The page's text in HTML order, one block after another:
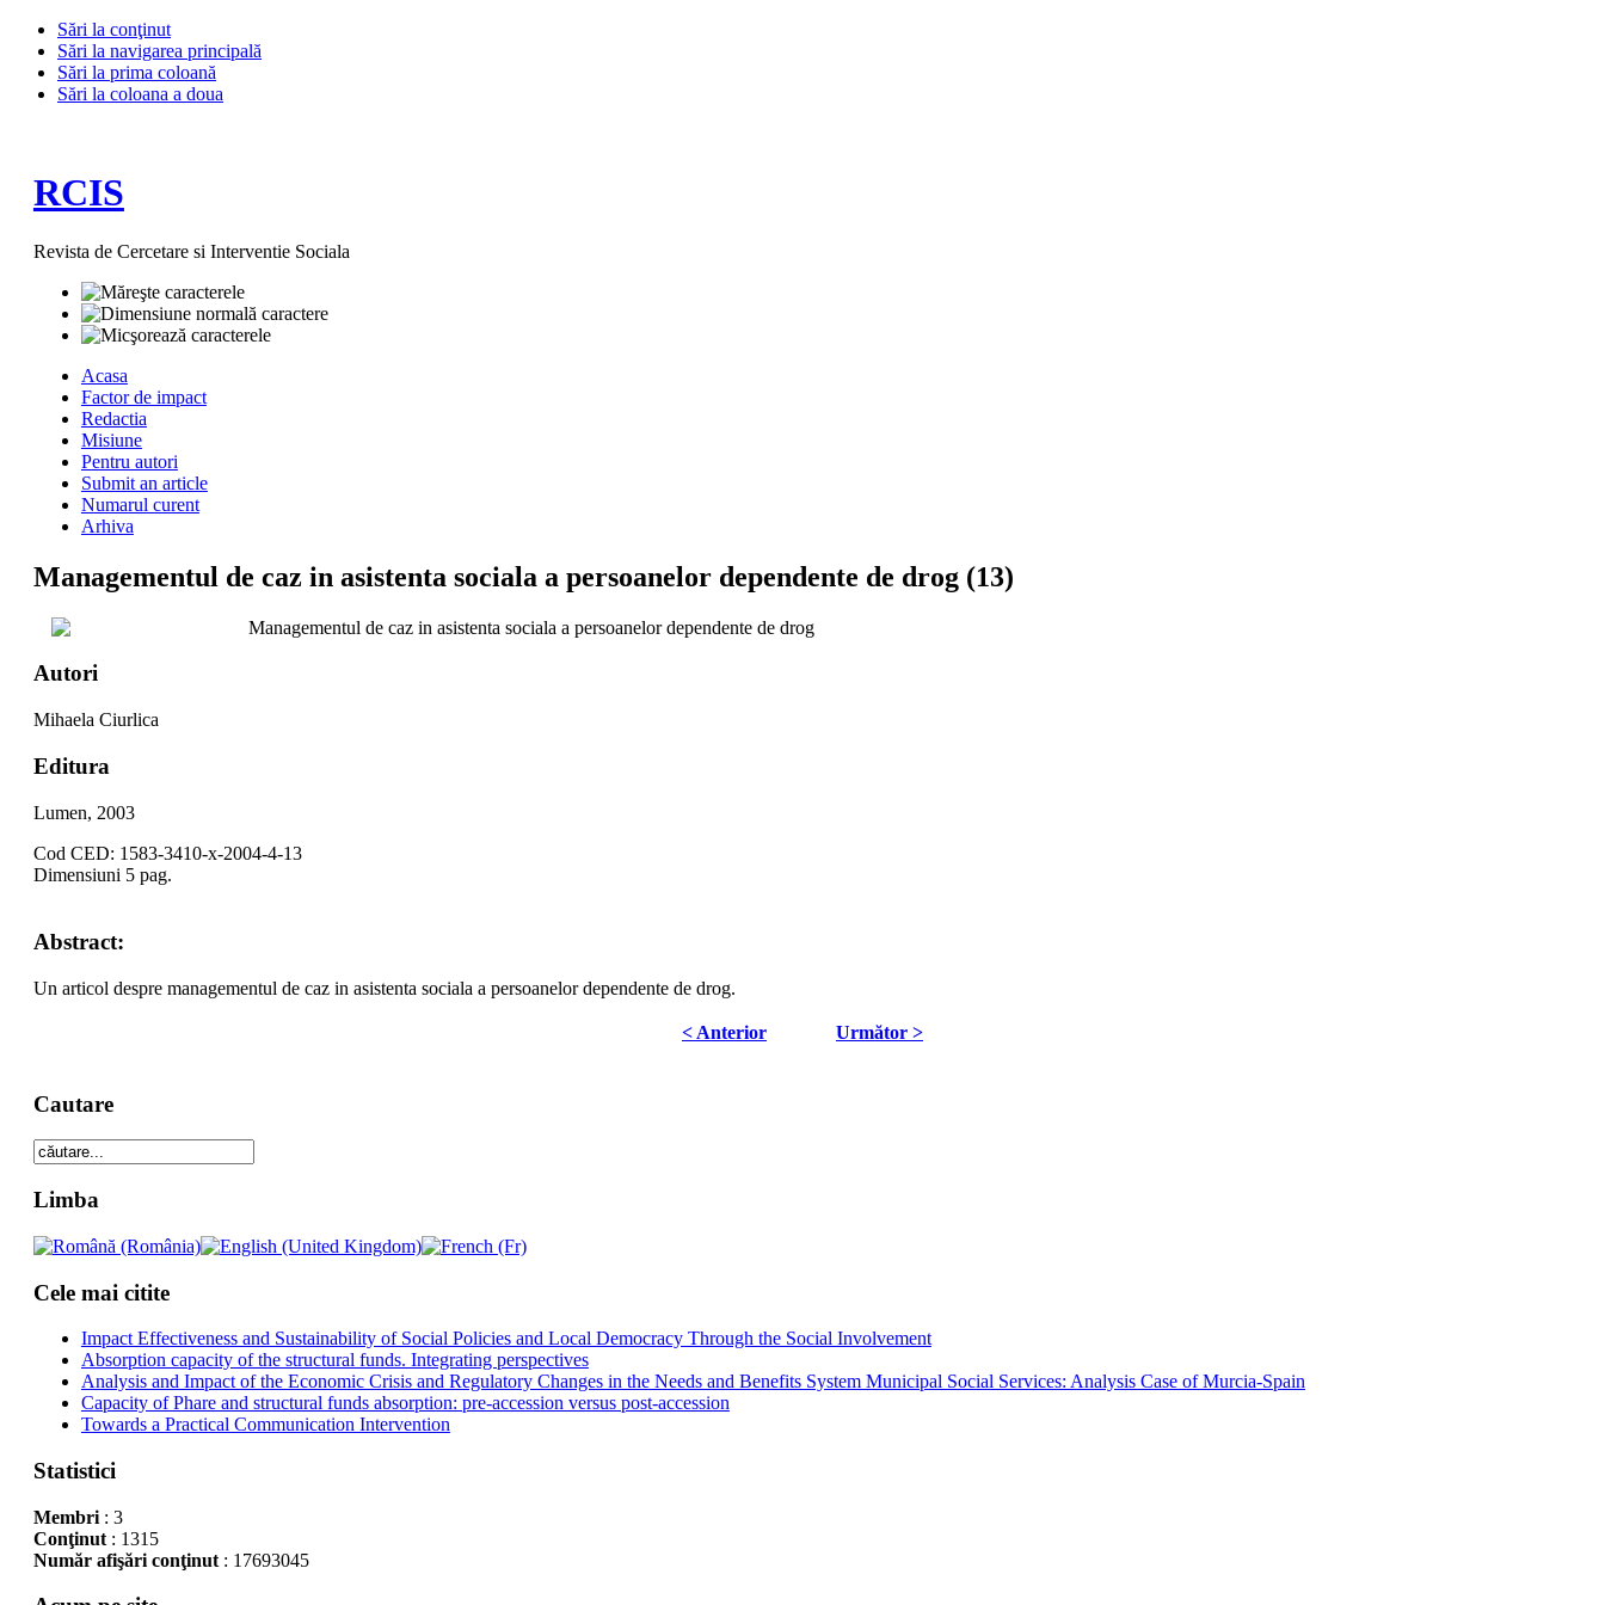
Sări la conţinut
Sări la navigarea principală
Sări la prima coloană
Sări la coloana a doua
RCIS
Revista de Cercetare si Interventie Sociala
Acasa
Factor de impact
Redactia
Misiune
Pentru autori
Submit an article
Numarul curent
Arhiva
Managementul de caz in asistenta sociala a persoanelor dependente de drog (13)
Managementul de caz in asistenta sociala a persoanelor dependente de drog
Autori
Mihaela Ciurlica
Editura
Lumen, 2003
Cod CED: 1583-3410-x-2004-4-13
Dimensiuni 5 pag.
Abstract:
Un articol despre managementul de caz in asistenta sociala a persoanelor dependente de drog.
< Anterior Următor >
Cautare
Limba
Cele mai citite
Impact Effectiveness and Sustainability of Social Policies and Local Democracy Through the Social Involvement
Absorption capacity of the structural funds. Integrating perspectives
Analysis and Impact of the Economic Crisis and Regulatory Changes in the Needs and Benefits System Municipal Social Services: Analysis Case of Murcia-Spain
Capacity of Phare and structural funds absorption: pre-accession versus post-accession
Towards a Practical Communication Intervention
Statistici
Membri: 3
Conţinut: 1315
Număr afişări conţinut: 17693045